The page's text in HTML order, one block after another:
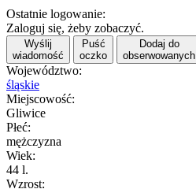
Ostatnie logowanie:
Zaloguj się, żeby zobaczyć.
Wyślij
wiadomość
Puść
oczko
Dodaj do
obserwowanych
Województwo:
śląskie
Miejscowość:
Gliwice
Płeć:
mężczyzna
Wiek:
44 l.
Wzrost: